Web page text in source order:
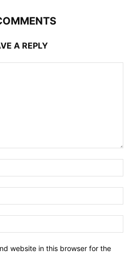
A REPLY
website in this browser for the